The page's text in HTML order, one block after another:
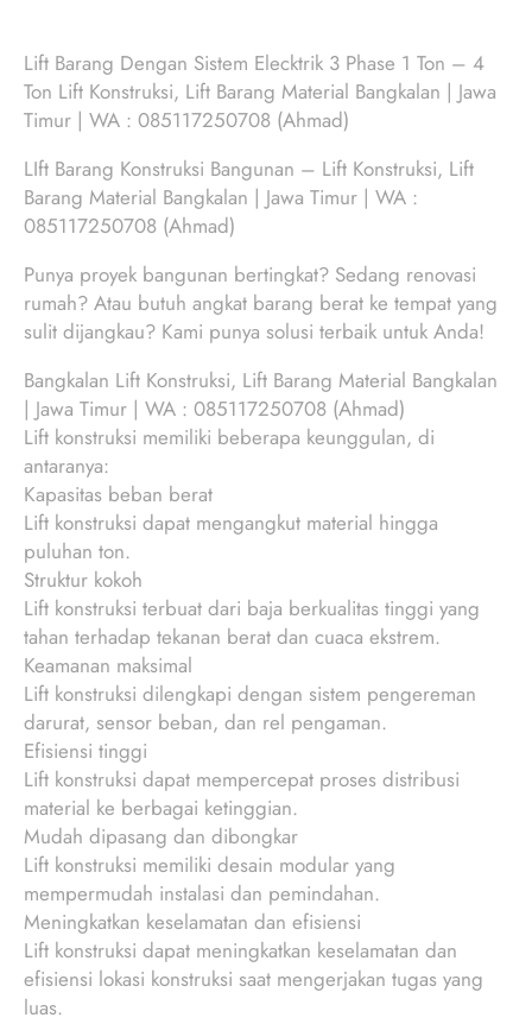
Lift Barang Dengan Sistem Elecktrik 3 Phase 1 Ton – 4
Ton Lift Konstruksi, Lift Barang Material Bangkalan | Jawa
Timur | WA : 085117250708 (Ahmad)
LIft Barang Konstruksi Bangunan – Lift Konstruksi, Lift
Barang Material Bangkalan | Jawa Timur | WA :
085117250708 (Ahmad)
Punya proyek bangunan bertingkat? Sedang renovasi
rumah? Atau butuh angkat barang berat ke tempat yang
sulit dijangkau? Kami punya solusi terbaik untuk Anda!
Bangkalan Lift Konstruksi, Lift Barang Material Bangkalan
| Jawa Timur | WA : 085117250708 (Ahmad)
Lift konstruksi memiliki beberapa keunggulan, di
antaranya:
Kapasitas beban berat
Lift konstruksi dapat mengangkut material hingga
puluhan ton.
Struktur kokoh
Lift konstruksi terbuat dari baja berkualitas tinggi yang
tahan terhadap tekanan berat dan cuaca ekstrem.
Keamanan maksimal
Lift konstruksi dilengkapi dengan sistem pengereman
darurat, sensor beban, dan rel pengaman.
Efisiensi tinggi
Lift konstruksi dapat mempercepat proses distribusi
material ke berbagai ketinggian.
Mudah dipasang dan dibongkar
Lift konstruksi memiliki desain modular yang
mempermudah instalasi dan pemindahan.
Meningkatkan keselamatan dan efisiensi
Lift konstruksi dapat meningkatkan keselamatan dan
efisiensi lokasi konstruksi saat mengerjakan tugas yang
luas.